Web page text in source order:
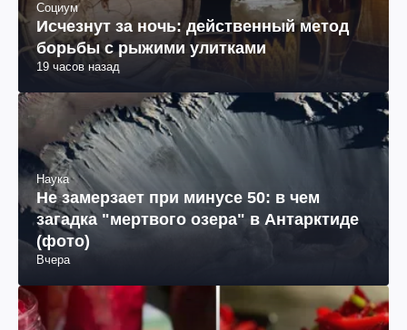
Социум
Исчезнут за ночь: действенный метод
борьбы с рыжими улитками
19 часов назад
Наука
Не замерзает при минусе 50: в чем
загадка "мертвого озера" в Антарктиде
(фото)
Вчера